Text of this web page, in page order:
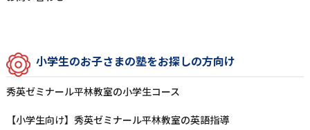
⼩学⽣のお⼦さまの塾をお探しの⽅向け
秀英ゼミナール平林教室の⼩学⽣コース
【小学生向け】秀英ゼミナール平林教室の英語指導